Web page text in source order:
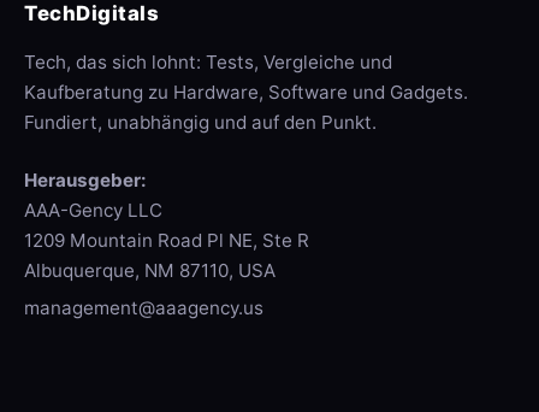
TechDigitals
Tech, das sich lohnt: Tests, Vergleiche und
Kaufberatung zu Hardware, Software und Gadgets.
Fundiert, unabhängig und auf den Punkt.
Herausgeber:
AAA-Gency LLC
1209 Mountain Road Pl NE, Ste R
Albuquerque, NM 87110, USA
management@aaagency.us